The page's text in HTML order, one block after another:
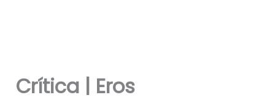
Crítica | Eros